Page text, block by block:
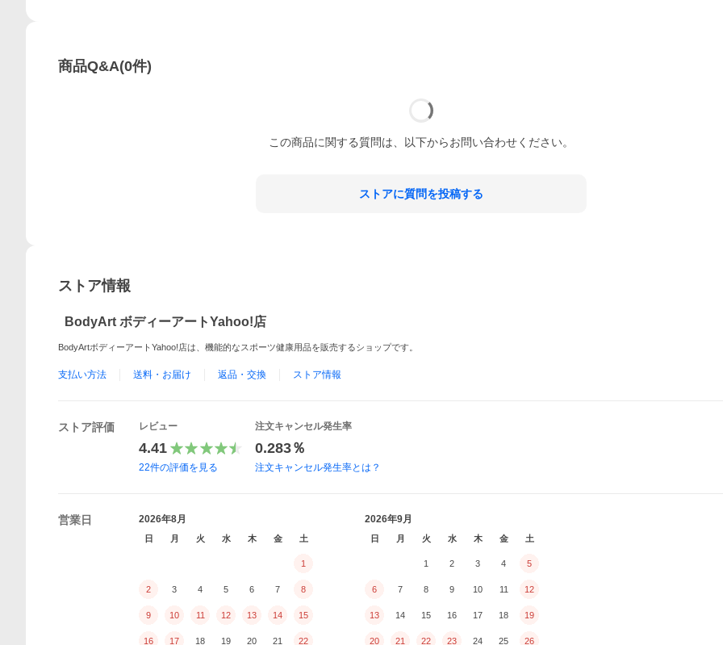
商品Q&A(0件)
この商品に関する質問は、以下からお問い合わせください。
ストアに質問を投稿する
ストア情報
BodyArt ボディーアートYahoo!店
BodyArtボディーアートYahoo!店は、機能的なスポーツ健康用品を販売するショップです。
支払い方法 送料・お届け 返品・交換 ストア情報
ストア評価 レビュー
4.41
22件の評価を見る
注文キャンセル発生率
0.283％
注文キャンセル発生率とは？
営業日 2026年8月
日 月 火 水 木 金 土
1
2 3 4 5 6 7 8
9 10 11 12 13 14 15
16 17 18 19 20 21 22
2026年9月
日 月 火 水 木 金 土
1 2 3 4 5
6 7 8 9 10 11 12
13 14 15 16 17 18 19
20 21 22 23 24 25 26